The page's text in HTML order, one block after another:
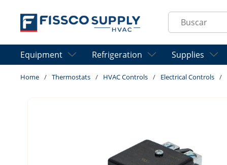
Skip to main content
Site Search
Equipment Refrigeration Supplies
Home / Thermostats / HVAC Controls / Electrical Controls /